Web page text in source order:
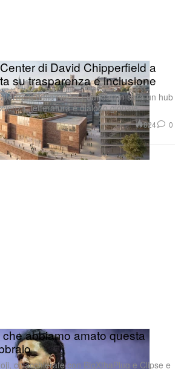
di David Chipperfield a
su trasparenza e inclusione
della Nobel Foundation sarà un hub
letteratura e dialogo globale.
824 0
abbiamo amato questa
chiacchierate con BigXthaPlug e Clipse e